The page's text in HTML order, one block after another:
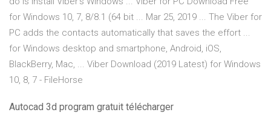
for Windows 10, 7, 8/8.1 (64 bit ... Mar 25, 2019 ... The Viber for
PC adds the contacts automatically that saves the effort ...
for Windows desktop and smartphone, Android, iOS,
BlackBerry, Mac, ... Viber Download (2019 Latest) for Windows
10, 8, 7 - FileHorse
Autocad 3d program gratuit télécharger